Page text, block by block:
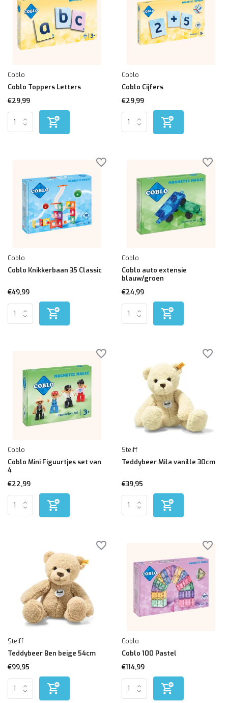
Coblo
Coblo Toppers Letters
€29,99
Coblo
Coblo Cijfers
€29,99
Coblo
Coblo Knikkerbaan 35 Classic
€49,99
Coblo
Coblo auto extensie
blauw/groen
€24,99
Coblo
Coblo Mini Figuurtjes set van
4
€22,99
Steiff
Teddybeer Mila vanille 30cm
€39,95
Steiff
Teddybeer Ben beige 54cm
€99,95
Coblo
Coblo 100 Pastel
€114,99